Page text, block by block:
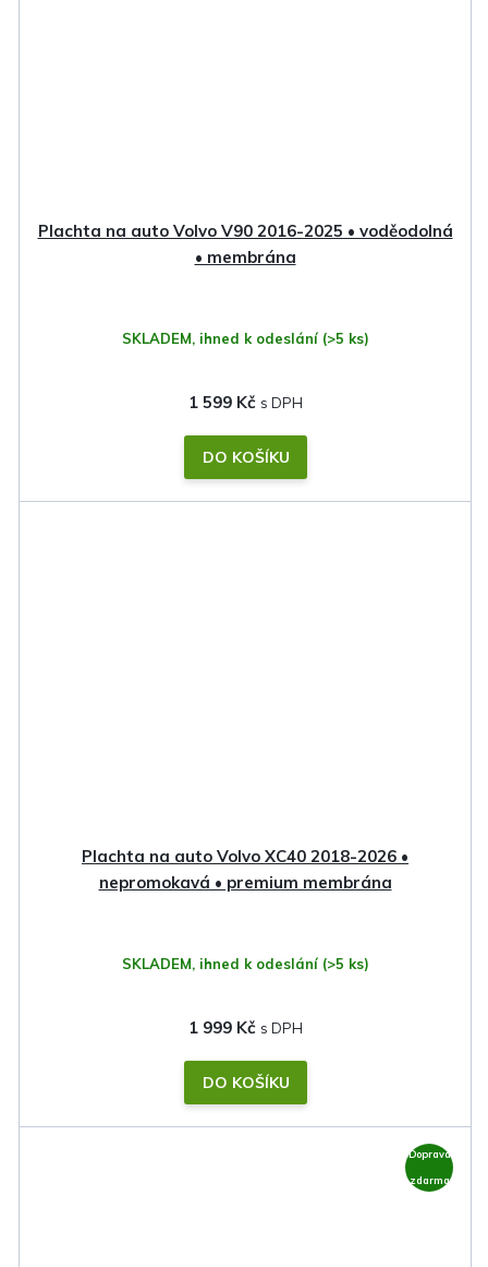
Plachta na auto Volvo V90 2016-2025 • voděodolná
• membrána
SKLADEM, ihned k odeslání (>5 ks)
1 599 Kč
DO KOŠÍKU
Plachta na auto Volvo XC40 2018-2026 •
nepromokavá • premium membrána
SKLADEM, ihned k odeslání (>5 ks)
1 999 Kč
DO KOŠÍKU
Doprava
zdarma